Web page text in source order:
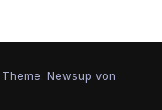
Theme: Newsup von